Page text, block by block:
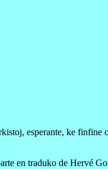
esperante, ke finfine
en traduko de Hervé